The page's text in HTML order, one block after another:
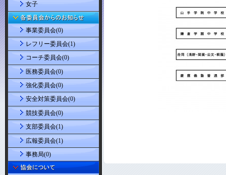
女子
事業委員会(0)
レフリー委員会(1)
コーチ委員会(0)
医務委員会(0)
強化委員会(0)
安全対策委員会(0)
競技委員会(0)
支部委員会(1)
広報委員会(1)
事務局(0)